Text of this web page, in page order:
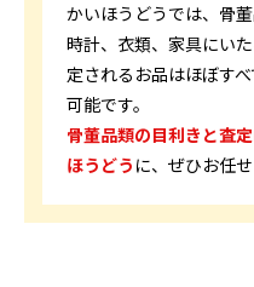
かいほうどうでは、骨
時計、衣類、家具にい
定されるお品はほぼす
可能です。
骨董品類の目利きと査
ほうどう に、ぜひお任せ